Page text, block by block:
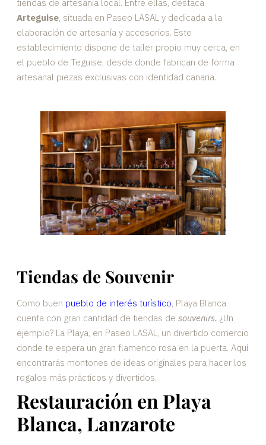
tiendas de artesanía local. Entre ellas, destaca
Arteguise, situada en Paseo LASAL y dedicada a la
elaboración de artesanía y accesorios. Este
establecimiento dispone de taller propio muy cerca, en
el pueblo de Teguise, desde donde fabrican de forma
artesanal piezas exclusivas con identidad canaria.
Tiendas de Souvenir
Como buen pueblo de interés turístico, Playa Blanca
cuenta con gran cantidad de tiendas de souvenirs. ¿Un
ejemplo? La Playa, en Paseo LASAL, un divertido comercio
donde te espera un gran flamenco rosa en la puerta. Aquí
encontrarás montones de ideas originales para hacer los
regalos más prácticos y divertidos.
Restauración en Playa
Blanca, Lanzarote